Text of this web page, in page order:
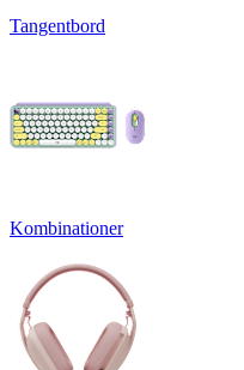
Tangentbord
Kombinationer